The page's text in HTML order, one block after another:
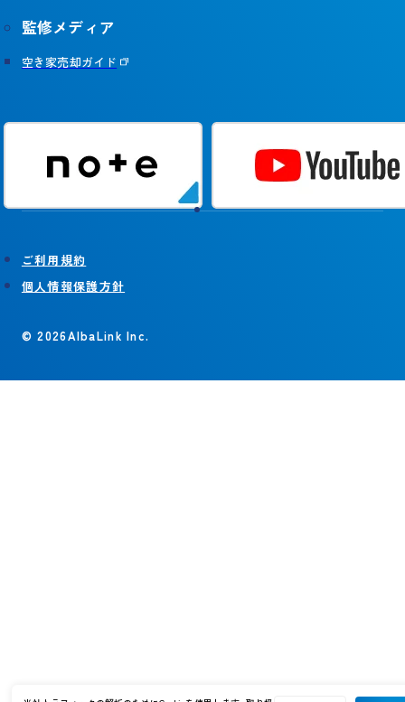
監修メディア
空き家売却ガイド
ご利用規約
個人情報保護方針
© 2026AlbaLink Inc.